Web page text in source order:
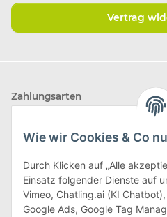
Wie wir Cookies & Co
Durch Klicken auf „Alle
Einsatz folgender Dienste auf
Vimeo, Chatling.ai (KI
Google Ads, Google Tag
Vertrag
Zahlungsarten
Wir versenden mit